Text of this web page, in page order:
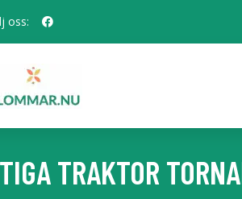
oss:
TRAKTOR